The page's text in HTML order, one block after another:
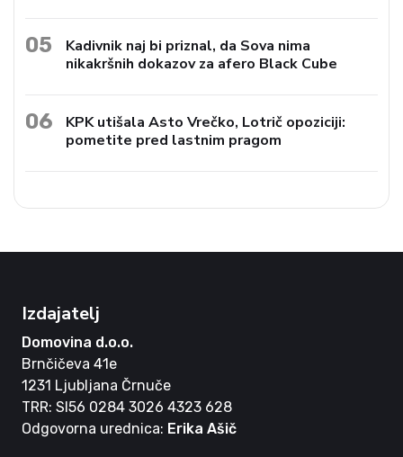
05
Kadivnik naj bi priznal, da Sova nima
nikakršnih dokazov za afero Black Cube
06
KPK utišala Asto Vrečko, Lotrič opoziciji:
pometite pred lastnim pragom
Izdajatelj
Domovina d.o.o.
Brnčičeva 41e
1231 Ljubljana Črnuče
TRR: SI56 0284 3026 4323 628
Odgovorna urednica: Erika Ašič